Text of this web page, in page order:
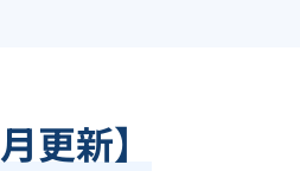
月更新】